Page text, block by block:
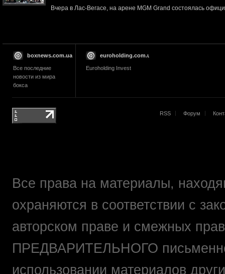
Вчера в Лас-Вегасе, на арене MGM Grand состоялась
boxnews.com.ua
Все последние
новости из мира
бокса
euroholding.com.ua
Euroholding Invest
RSS Форум
Все права на материалы,
охраняются в соответствии с
авторском праве и смежных
ПРЕДВАРИТЕЛЬНОГО
использовании материалов